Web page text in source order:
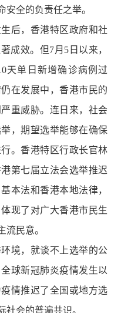
全的负责任之举。
后，香港特区政府和社
成效。但7月5日以来，
天单日新增确诊病例过
在发展中，香港市民的
重威胁。连日来，社会
，期望选举能够在确保
。香港特区行政长官林
第七届立法会选举推迟
本法和香港本地法律，
现了对广大香港市民生
民意。
境，就谈不上选举的公
球新冠肺炎疫情发生以
情推迟了全国或地方选
会的普遍共识。